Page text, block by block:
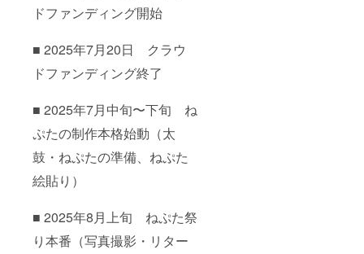
ドファンディング開始
■ 2025年7月20日 クラウ
ドファンディング終了
■ 2025年7月中旬〜下旬 ね
ぷたの制作本格始動（太
鼓・ねぷたの準備、ねぷた
絵貼り）
■ 2025年8月上旬 ねぷた祭
り本番（写真撮影・リター